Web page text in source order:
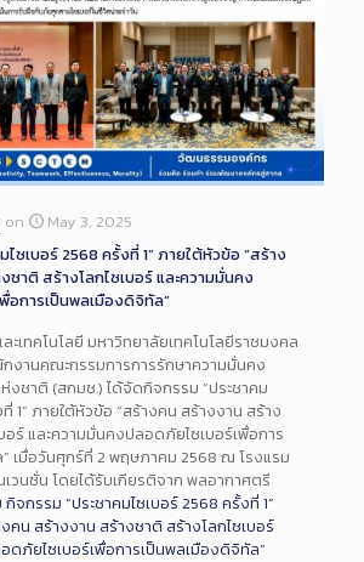
on
May 3, 2025
ไซเบอร์ 2568 ครั้งที่ 1” ภายใต้หัวข้อ “สร้าง
ชาติ สร้างโลกไซเบอร์ และความมั่นคง
อการเป็นพลเมืองดิจิทัล”
ะเทคโนโลยี มหาวิทยาลัยเทคโนโลยีราชมงคล
งานคณะกรรมการการรักษาความมั่นคง
งชาติ (สกมช.) ได้จัดกิจกรรม “ประชาคม
1” ภายใต้หัวข้อ “สร้างคน สร้างงาน สร้าง
อร์ และความมั่นคงปลอดภัยไซเบอร์เพื่อการ
เมื่อวันศุกร์ที่ 2 พฤษภาคม 2568 ณ โรงแรม
วนชั่น โดยได้รับเกียรติจาก พลอากาศตรี
กิจกรรม “ประชาคมไซเบอร์ 2568 ครั้งที่ 1”
คน สร้างงาน สร้างชาติ สร้างโลกไซเบอร์
ดภัยไซเบอร์เพื่อการเป็นพลเมืองดิจิทัล”